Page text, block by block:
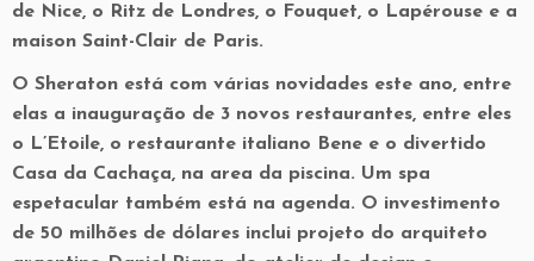
de Nice, o Ritz de Londres, o Fouquet, o Lapérouse e a
maison Saint-Clair de Paris.
O Sheraton está com várias novidades este ano, entre
elas a inauguração de 3 novos restaurantes, entre eles
o L’Etoile, o restaurante italiano Bene e o divertido
Casa da Cachaça, na area da piscina. Um spa
espetacular também está na agenda. O investimento
de 50 milhões de dólares inclui projeto do arquiteto